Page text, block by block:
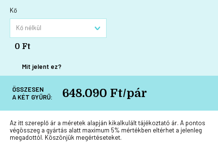
Kő
0 Ft
Mit jelent ez?
ÖSSZESEN
A KÉT GYŰRŰ:
648.090 Ft/pár
Az itt szereplő ár a méretek alapján kikalkulált tájékoztató ár. A pontos
végösszeg a gyártás alatt maximum 5% mértékben eltérhet a jelenleg
megadottól. Köszönjük megértéseteket.